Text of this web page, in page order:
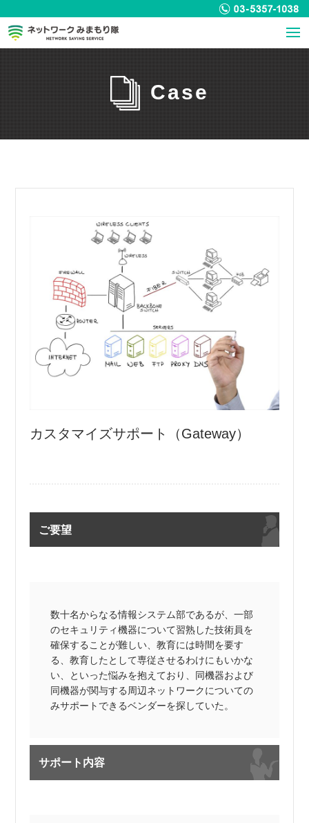
ホーム
サービス
お客様の声
事例
トピックス
お問合せ
Case
カスタマイズサポート（Gateway）
ご要望
数十名からなる情報システム部であるが、一部
のセキュリティ機器について習熟した技術員を
確保することが難しい、教育には時間を要す
る、教育したとして専従させるわけにもいかな
い、といった悩みを抱えており、同機器および
同機器が関与する周辺ネットワークについての
みサポートできるベンダーを探していた。
サポート内容